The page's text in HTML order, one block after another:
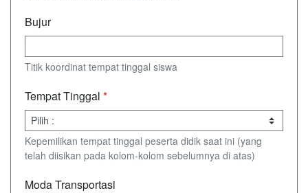
Bujur
Titik koordinat tempat tinggal siswa
Tempat Tinggal *
Kepemilikan tempat tinggal peserta didik saat ini (yang
telah diisikan pada kolom-kolom sebelumnya di atas)
Moda Transportasi